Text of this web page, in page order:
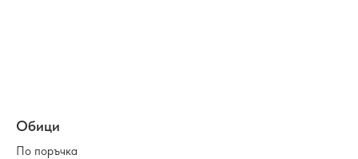
Обици
По поръчка